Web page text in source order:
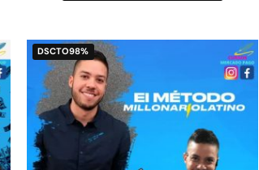
DSCTO98%
era:
$400.
es:
$6.